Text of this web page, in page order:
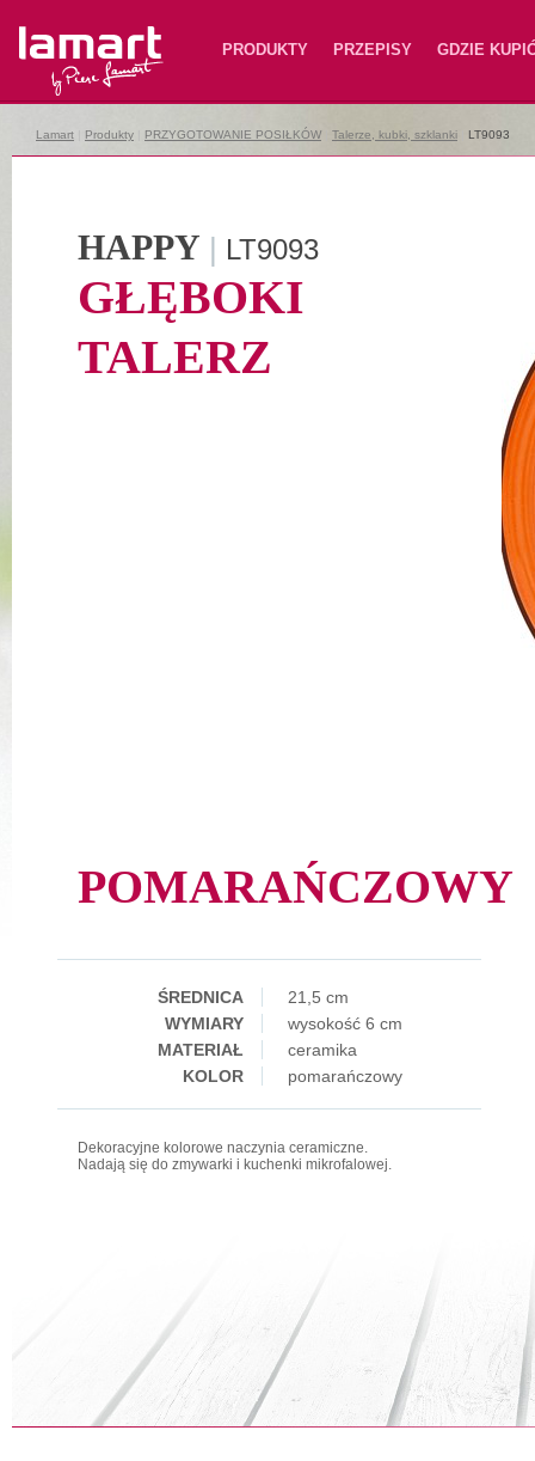
Lamart PRODUKTY PRZEPISY GDZIE
Lamart Produkty PRZYGOTOWANIE POSIŁKÓW Talerze, kubki, szklanki LT9093
HAPPY | LT9093
GŁĘBOKI
TALERZ
POMARAŃCZOWY
ŚREDNICA
21,5 cm
WYMIARY
wysokość 6 cm
MATERIAŁ
ceramika
KOLOR
pomarańczowy
Dekoracyjne kolorowe naczynia ceramiczne.
Nadają się do zmywarki i kuchenki mikrofalowej.